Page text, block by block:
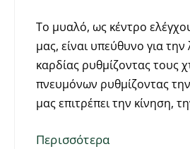
Το μυαλό, ως κέντρο
μας, είναι υπεύθυνο για την
καρδίας ρυθμίζοντας τους
πνευμόνων ρυθμίζοντας
μας επιτρέπει την κίνηση,
Περισσότερα